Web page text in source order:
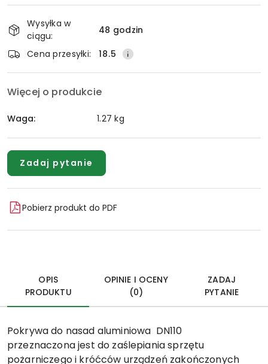
i
dostawa
Wysyłka w
ciągu:
48 godzin
Cena przesyłki:
18.5
Więcej o produkcie
Waga: 1.27 kg
Zadaj pytanie
Pobierz produkt do PDF
OPIS
PRODUKTU
OPINIE I OCENY
(0)
ZADAJ
PYTANIE
Pokrywa do nasad aluminiowa DN110
przeznaczona jest do zaślepiania sprzętu
pożarniczego i króćców urządzeń zakończonych